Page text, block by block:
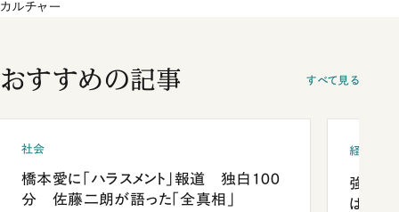
カルチャー
おすすめの記事 すべて見る
社会
橋本愛に「ハラスメント」報道 独白100
分 佐藤二朗が語った「全真相」
経済・ビ
強みは
は「東